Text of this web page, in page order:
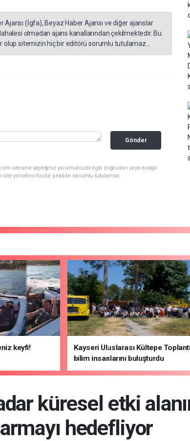
(İgfa), Beyaz Haber Ajansı ve diğer ajanslar
olmadan ajans kanallarından çekilmektedir. Bu
olup sitemizin hiç bir editörü sorumlu tutulamaz...
Gönder
sitesine yaptığınız yorumunuzla ilgili doğrudan veya dolaylı
site yönetimi hiçbir şekilde sorumlu tutulamaz.
keyfi!
Kayseri Uluslarası Kültepe
bilim insanlarını buluşturdu
küresel etki
hedefliyor